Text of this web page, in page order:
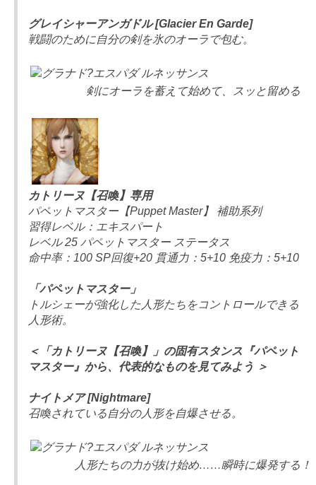
グレイシャーアンガドル [Glacier En Garde]
戦闘のために自分の剣を氷のオーラで包む。
剣にオーラを蓄えて始めて、スッと留める
カトリーヌ【召喚】専用
パペットマスター【Puppet Master】 補助系列
習得レベル：エキスパート
レベル 25 パペットマスター ステータス
命中率：100 SP回復+20 貫通力：5+10 免疫力：5+10
「パペットマスター」
トルシェーが強化した人形たちをコントロールできる
人形術。
＜「カトリーヌ【召喚】」の固有スタンス『パペット
マスター』から、代表的なものを見てみよう ＞
ナイトメア [Nightmare]
召喚されている自分の人形を自爆させる。
人形たちの力が抜け始め……瞬時に爆発する！